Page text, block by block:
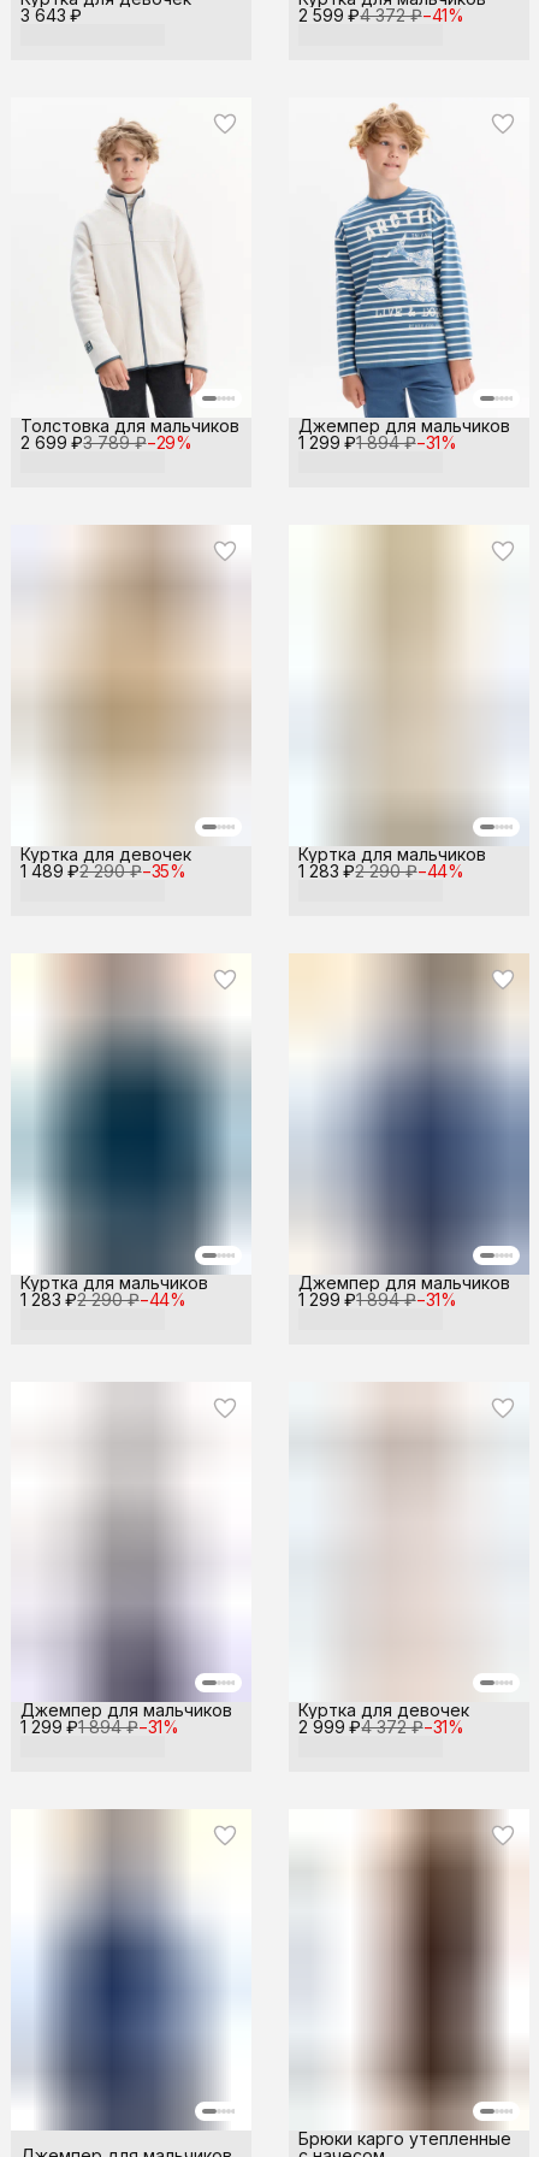
3 643 ₽
2 599 ₽4 372 ₽−41%
2 699 ₽3 789 ₽−29%
Толстовка для мальчиков
1 299 ₽1 894 ₽−31%
Джемпер для мальчиков
1 489 ₽2 290 ₽−35%
Куртка для девочек
1 283 ₽2 290 ₽−44%
Куртка для мальчиков
1 283 ₽2 290 ₽−44%
Куртка для мальчиков
1 299 ₽1 894 ₽−31%
Джемпер для мальчиков
1 299 ₽1 894 ₽−31%
Джемпер для мальчиков
2 999 ₽4 372 ₽−31%
Куртка для девочек
Брюки карго утепленные